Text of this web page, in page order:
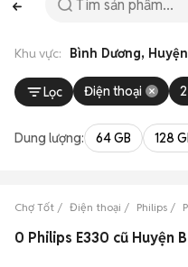
Khu vực: Bình Dương,
Lọc Điện thoại
Dung lượng: 64 GB 128
Chợ Tốt Điện thoại Philips
0 Philips E330 cũ Huyện